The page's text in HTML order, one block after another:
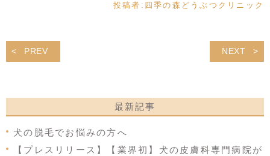
投稿者: 四季の森どうぶつクリニック
PREV NEXT
最新記事
犬の脱毛でお悩みの方へ
【プレスリリース】【業界初】犬の皮膚科専門病院が